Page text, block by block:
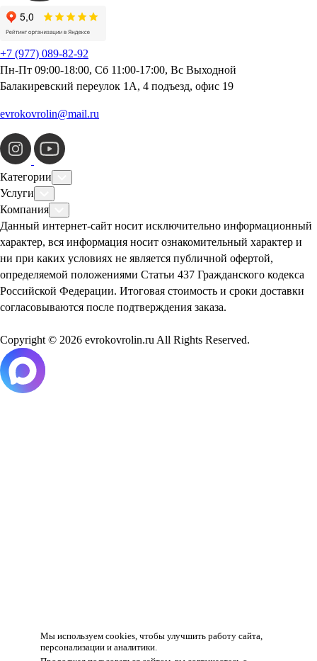
Мы используем cookies, чтобы улучшить работу сайта,
персонализации и аналитики.
+7 (977) 089-82-92
Пн-Пт 09:00-18:00, Сб 11:00-17:00, Вс Выходной
Балакиревский переулок 1А, 4 подъезд, офис 19
evrokovrolin@mail.ru
Категории
Услуги
Компания
Данный интернет-сайт носит исключительно информационный
характер, вся информация носит ознакомительный характер и
ни при каких условиях не является публичной офертой,
определяемой положениями Статьи 437 Гражданского кодекса
Российской Федерации. Итоговая стоимость и сроки доставки
согласовываются после подтверждения заказа.
Copyright © 2026 evrokovrolin.ru All Rights Reserved.